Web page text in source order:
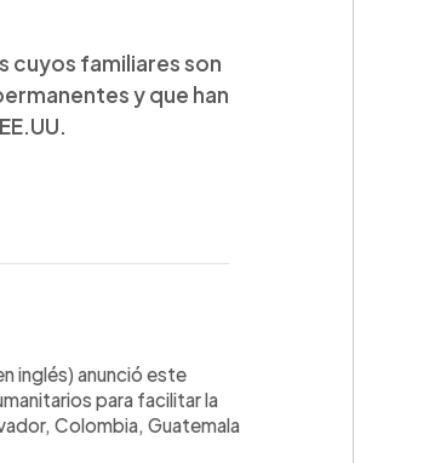
cuyos familiares son
y que han
inglés) anunció este
para facilitar la
Colombia, Guatemala